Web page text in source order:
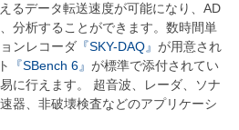
るデータ転送速度が可能になり、AD
分析することができます。数時間単
ンレコーダ『SKY-DAQ』 が用意され
『SBench 6』 が標準で添付されてい
に行えます。 超音波、レーダ、ソナ
器、非破壊検査などのアプリケーシ